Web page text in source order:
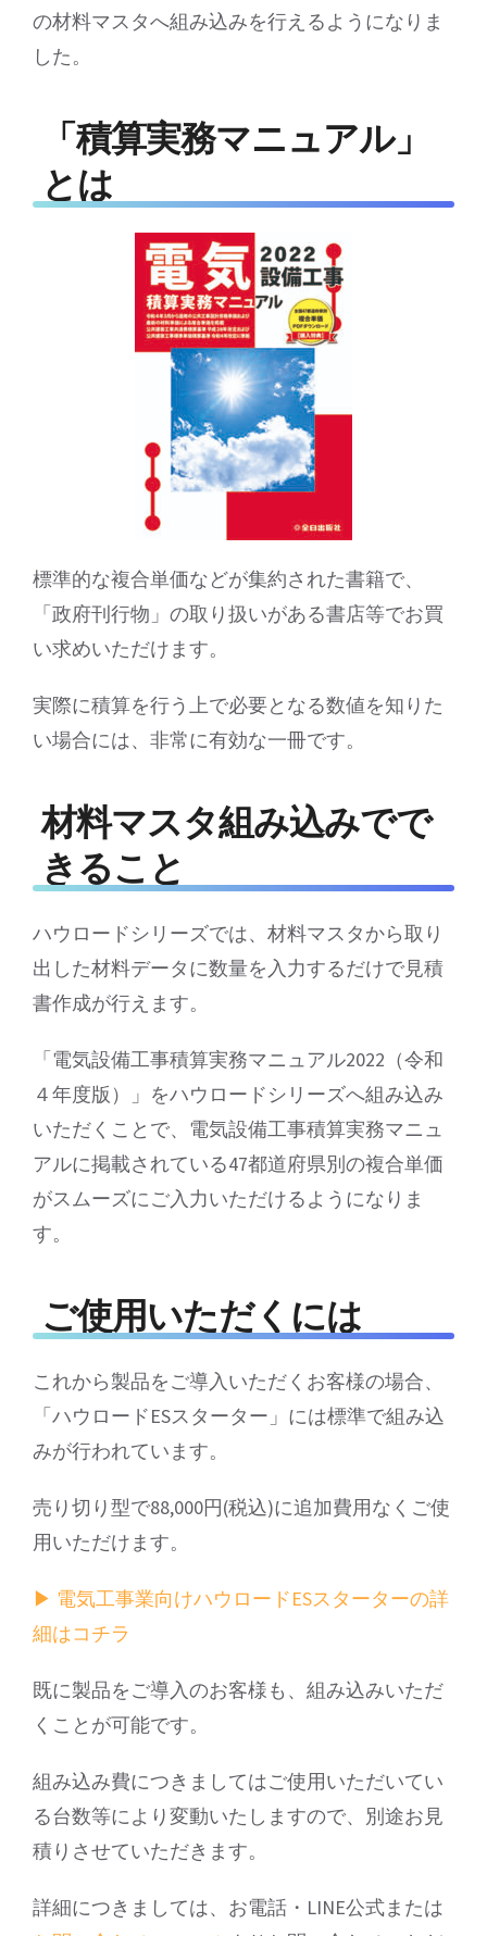
の材料マスタへ組み込みを行えるようになりま
した。
「積算実務マニュアル」
とは
標準的な複合単価などが集約された書籍で、
「政府刊行物」の取り扱いがある書店等でお買
い求めいただけます。
実際に積算を行う上で必要となる数値を知りた
い場合には、非常に有効な一冊です。
材料マスタ組み込みでで
きること
ハウロードシリーズでは、材料マスタから取り
出した材料データに数量を入力するだけで見積
書作成が行えます。
「電気設備工事積算実務マニュアル2022（令和
４年度版）」をハウロードシリーズへ組み込み
いただくことで、電気設備工事積算実務マニュ
アルに掲載されている47都道府県別の複合単価
がスムーズにご入力いただけるようになりま
す。
ご使用いただくには
これから製品をご導入いただくお客様の場合、
「ハウロードESスターター」には標準で組み込
みが行われています。
売り切り型で88,000円(税込)に追加費用なくご使
用いただけます。
▶ 電気工事業向けハウロードESスターターの詳
細はコチラ
既に製品をご導入のお客様も、組み込みいただ
くことが可能です。
組み込み費につきましてはご使用いただいてい
る台数等により変動いたしますので、別途お見
積りさせていただきます。
詳細につきましては、お電話・LINE公式または